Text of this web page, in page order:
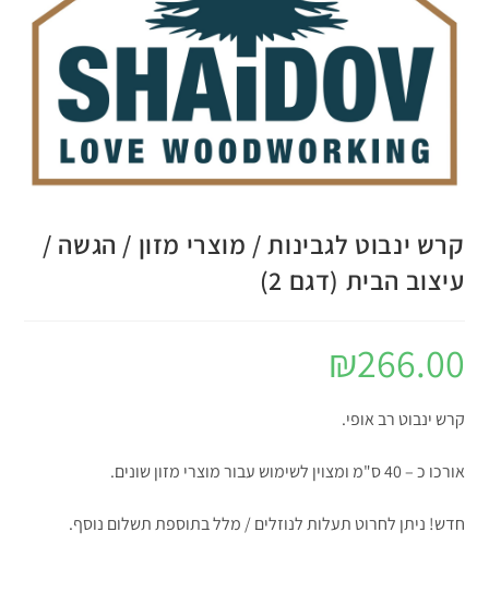
קרש ינבוט לגבינות / מוצרי מזון / הגשה /
עיצוב הבית (דגם 2)
₪266.00
קרש ינבוט רב אופי.
אורכו כ – 40 ס"מ ומצוין לשימוש עבור מוצרי מזון שונים.
חדש! ניתן לחרוט תעלות לנוזלים / מלל בתוספת תשלום נוסף.